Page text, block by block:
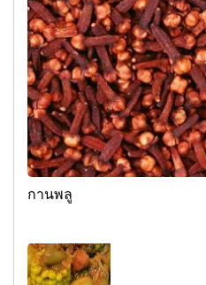
กานพลู